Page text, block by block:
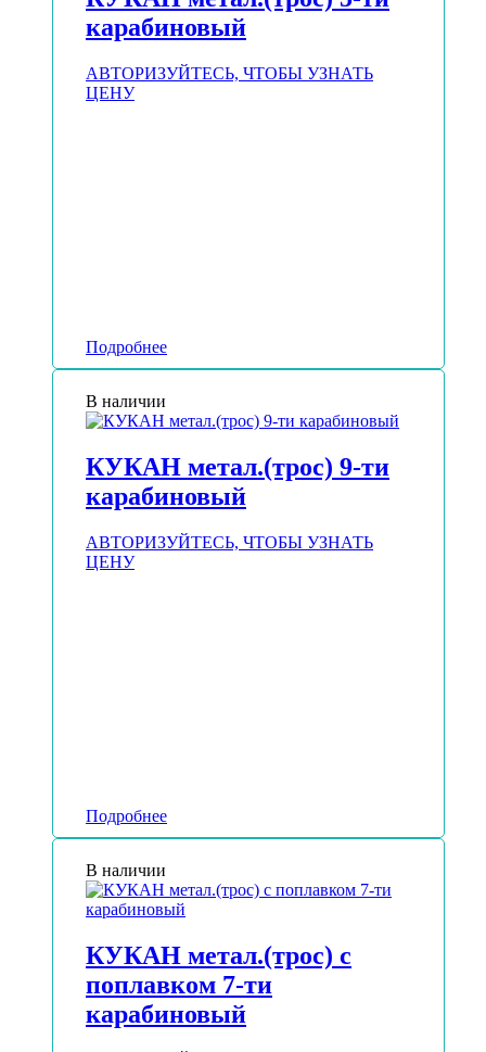
карабиновый
АВТОРИЗУЙТЕСЬ, ЧТОБЫ УЗНАТЬ
ЦЕНУ
Подробнее
В наличии
КУКАН метал.(трос) 9-ти
карабиновый
АВТОРИЗУЙТЕСЬ, ЧТОБЫ УЗНАТЬ
ЦЕНУ
Подробнее
В наличии
КУКАН метал.(трос) с
поплавком 7-ти
карабиновый